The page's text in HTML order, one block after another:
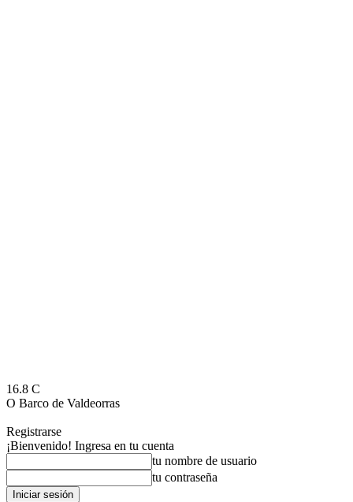
16.8 C
O Barco de Valdeorras
Registrarse
¡Bienvenido! Ingresa en tu cuenta
tu nombre de usuario
tu contraseña